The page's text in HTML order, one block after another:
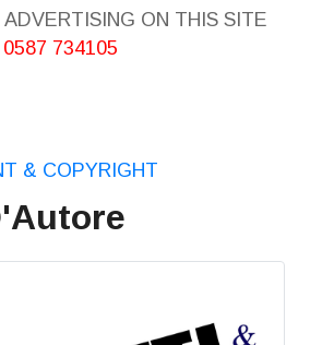
ADVERTISING ON THIS SITE
734105
& COPYRIGHT